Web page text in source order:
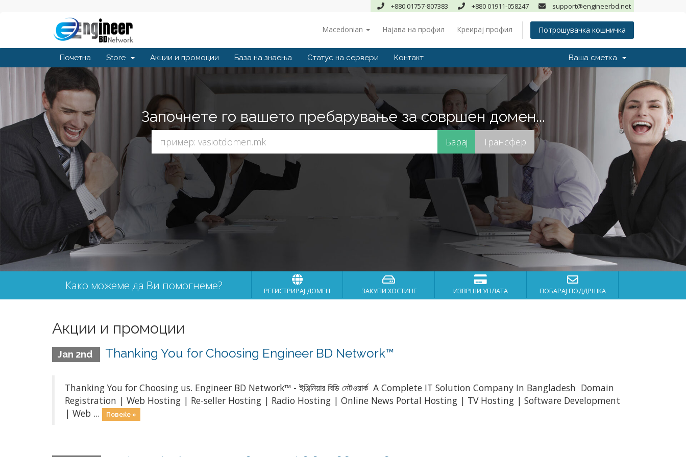
+880 01757-807383 +880 01911-058247 support@engineerbd.net
Macedonian Најава на профил Креирај профил Потрошувачка кошничка
Почетна Store Акции и промоции База на знаења Статус на сервери Контакт Ваша сметка
Започнете го вашето пребарување за совршен домен...
Како можеме да Ви помогнеме? РЕГИСТРИРАЈ ДОМЕН ЗАКУПИ ХОСТИНГ ИЗВРШИ УПЛАТА ПОБАРАЈ ПОДДРШКА
Акции и промоции
Jan 2nd Thanking You for Choosing Engineer BD Network™
Thanking You for Choosing us. Engineer BD Network™ - ইঞ্জিনিয়ার বিডি নেটওয়ার্ক A Complete IT Solution Company In Bangladesh Domain
Registration | Web Hosting | Re-seller Hosting | Radio Hosting | Online News Portal Hosting | TV Hosting | Software Development
| Web ...
Повеќе »